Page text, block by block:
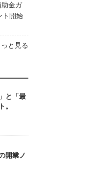
金ガ
ト開始
と見る
と「最
。
開業ノ